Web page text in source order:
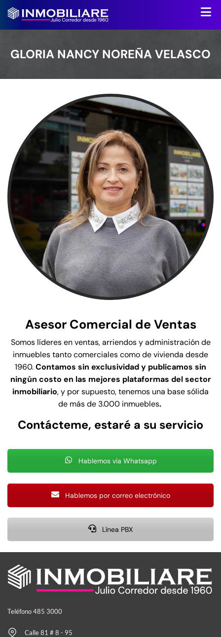
GLORIA NANCY NOREÑA VELASCO
Asesor Comercial de Ventas
Somos líderes enventas, arriendos y administración de
inmueblestanto comerciales como de vivienda desde
1960.Contamos sin exclusividad y publicamos sin
ningún costo en las mejores plataformas del sector
inmobiliario,y por supuesto, tenemos una base sólida
de más de 3.000 inmuebles.
Contácteme, estaré a su servicio
Hablemos vía Whatsapp
Hablemos por correo electrónico
Línea PBX
Teléfono 485 3000
Calle 81 # 8 - 95